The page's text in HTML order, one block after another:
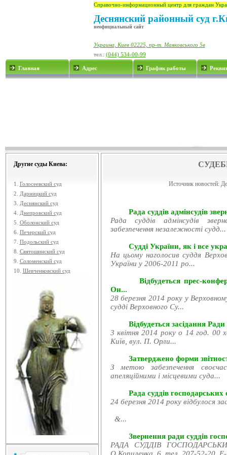
Справочно-информационный центр для граждан
Деснянский районный суд
неофициальный сайт
Украина, Киев 02225, пр-т. Маяковського 5в
тел.: (044) 534-00-99
Главная Адрес График работы
Другие суды Киева:
1. Голосеевский суд
2.
Дарницкий суд
3.
Деснянский суд
4. Днепровский суд
5. Оболонский суд
6. Печерский суд
7. Подольский суд
8. Святошинский суд
9. Соломенский суд
10. Шевченковский суд
Источник новостей:
Рада суддів адмінсудів
Рада суддів адмінсудів
забезпечення незалежності судд...
Судді України, як і все
На цьому наголосив суддя
України у 2006-2011 ро...
Відбудеться прес-
Он...
28 березня 2014 року у
судді Верховного Су...
Відбудеться засідання
3 квітня 2014 року о 14 год. 00
Київ, вул. П. Орли...
Затверджено форми
З метою забезпечення
апеляційними і місцевими суда...
Рада суддів господарських
24 березня 2014 року відбулося
&...
Звернення ради суддів
РАДА СУДДІВ